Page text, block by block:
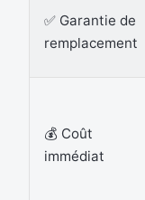
✅ Garantie de
remplacement
💰 Coût
immédiat